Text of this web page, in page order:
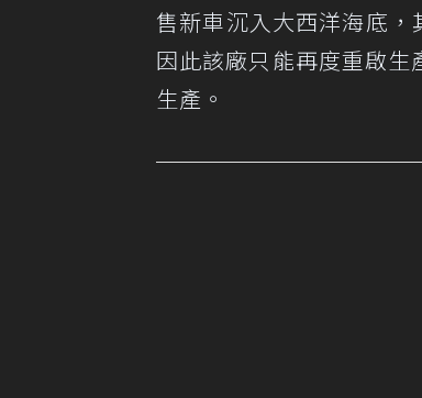
售新車沉入大西洋海底
因此該廠只能再度重啟
生產。